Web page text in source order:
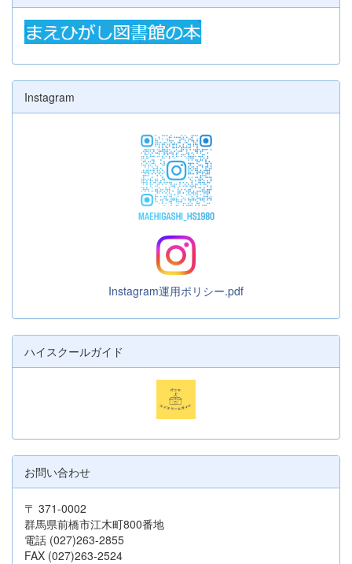
Instagram
Instagram運用ポリシー.pdf
ハイスクールガイド
お問い合わせ
〒 371-0002
群馬県前橋市江木町800番地
電話 (027)263-2855
FAX (027)263-2524